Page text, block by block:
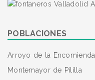
POBLACIONES
Arroyo de la Encomienda
Montemayor de Pililla